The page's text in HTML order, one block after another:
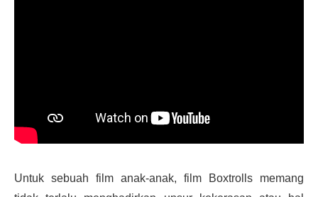
Untuk sebuah film anak-anak, film Boxtrolls memang